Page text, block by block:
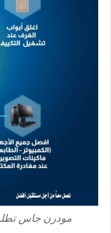
مودرن جاس